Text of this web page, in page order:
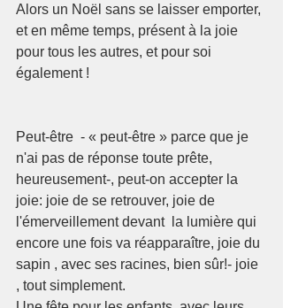
Alors un Noël sans se laisser emporter,
et en même temps, présent à la joie
pour tous les autres, et pour soi
également !
Peut-être  - « peut-être » parce que je
n'ai pas de réponse toute prête,
heureusement-, peut-on accepter la
joie: joie de se retrouver, joie de
l'émerveillement devant  la lumière qui
encore une fois va réapparaître, joie du
sapin , avec ses racines, bien sûr!- joie
, tout simplement.